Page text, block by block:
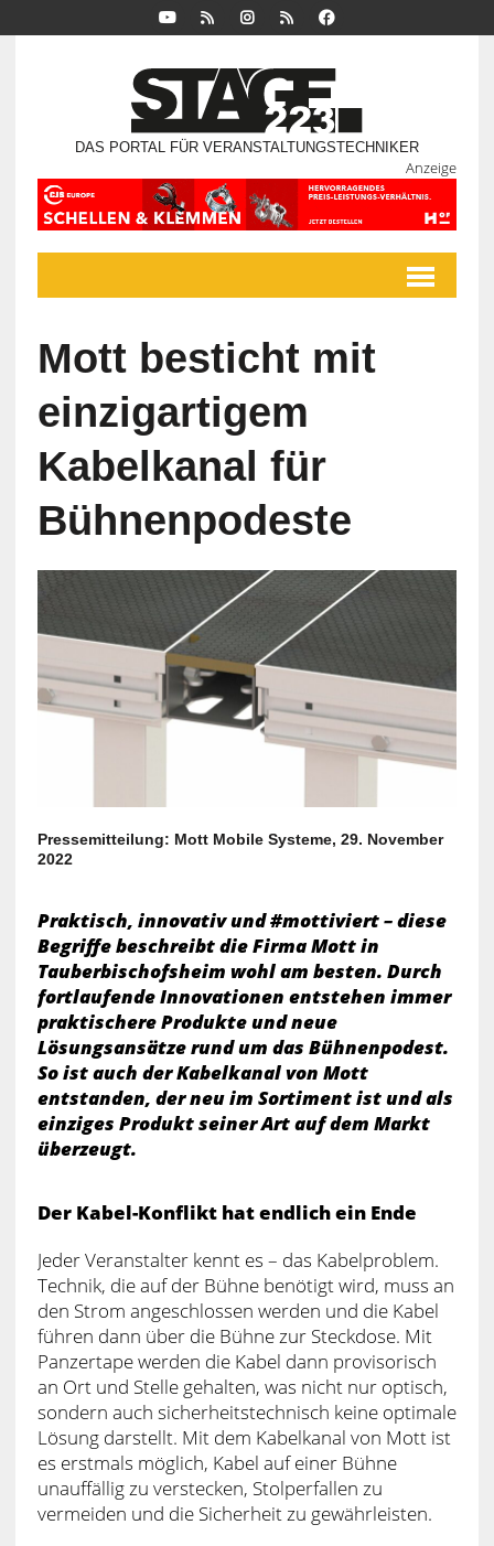
DAS PORTAL FÜR VERANSTALTUNGSTECHNIKER
Anzeige
Mott besticht mit
einzigartigem
Kabelkanal für
Bühnenpodeste
Pressemitteilung: Mott Mobile Systeme, 29. November
2022
Praktisch, innovativ und #mottiviert – diese
Begriffe beschreibt die Firma Mott in
Tauberbischofsheim wohl am besten. Durch
fortlaufende Innovationen entstehen immer
praktischere Produkte und neue
Lösungsansätze rund um das Bühnenpodest.
So ist auch der Kabelkanal von Mott
entstanden, der neu im Sortiment ist und als
einziges Produkt seiner Art auf dem Markt
überzeugt.
Der Kabel-Konflikt hat endlich ein Ende
Jeder Veranstalter kennt es – das Kabelproblem.
Technik, die auf der Bühne benötigt wird, muss an
den Strom angeschlossen werden und die Kabel
führen dann über die Bühne zur Steckdose. Mit
Panzertape werden die Kabel dann provisorisch
an Ort und Stelle gehalten, was nicht nur optisch,
sondern auch sicherheitstechnisch keine optimale
Lösung darstellt. Mit dem Kabelkanal von Mott ist
es erstmals möglich, Kabel auf einer Bühne
unauffällig zu verstecken, Stolperfallen zu
vermeiden und die Sicherheit zu gewährleisten.